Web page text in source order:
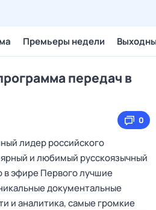
Премьеры недели
передач в
0
лидер российского
и любимый русскоязычный
в эфире Первого лучшие
документальные
и аналитика, самые громкие